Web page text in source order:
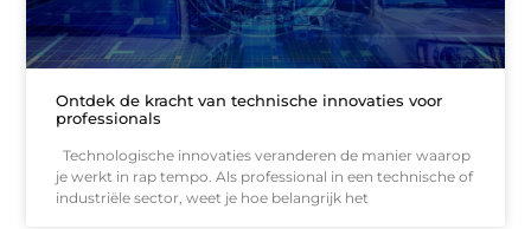
Ontdek de kracht van technische innovaties voor
professionals
Technologische innovaties veranderen de manier waarop
je werkt in rap tempo. Als professional in een technische of
industriële sector, weet je hoe belangrijk het